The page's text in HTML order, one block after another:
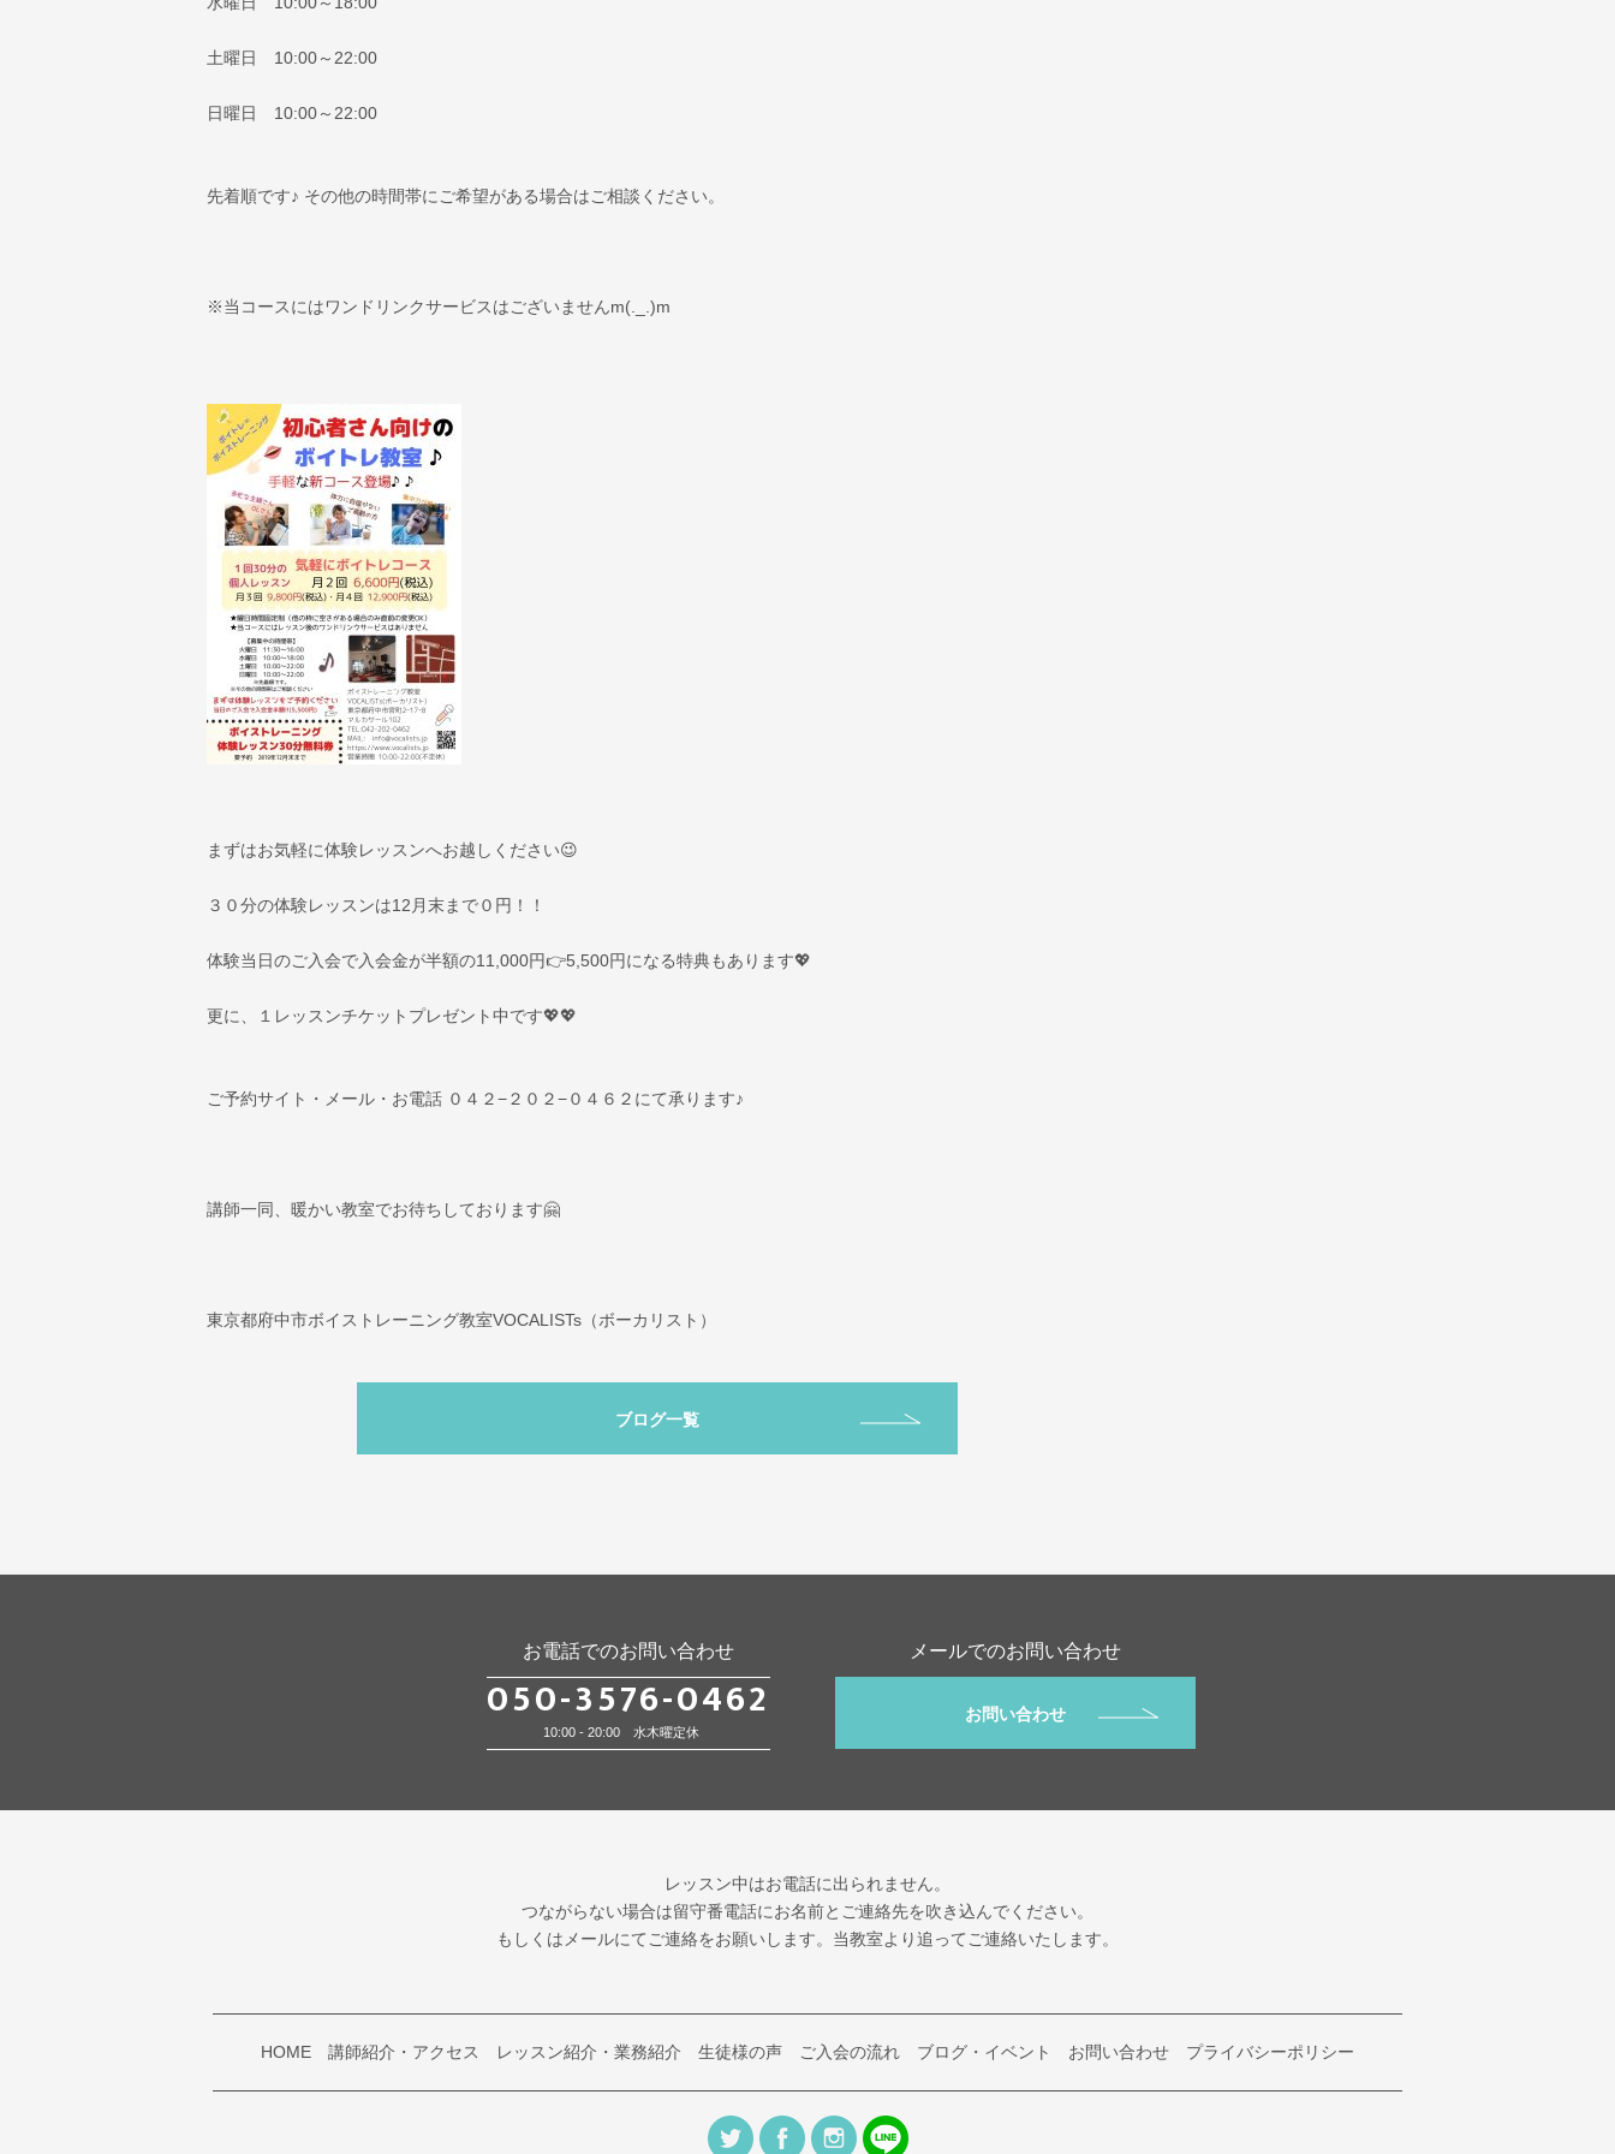
土曜日 10:00～22:00
日曜日 10:00～22:00
先着順です♪ その他の時間帯にご希望がある場合はご相談ください。
※当コースにはワンドリンクサービスはございませんm(._.)m
まずはお気軽に体験レッスンへお越しください😉
３０分の体験レッスンは12月末まで０円！！
体験当日のご入会で入会金が半額の11,000円👉5,500円になる特典もあります💖
更に、１レッスンチケットプレゼント中です💖💖
ご予約サイト ・ メール ・お電話 ０４２−２０２−０４６２にて承ります♪
講師一同、暖かい教室でお待ちしております🤗
東京都府中市ボイストレーニング教室VOCALISTs（ボーカリスト）
ブログ一覧
お電話でのお問い合わせ
050-3576-0462
10:00 - 20:00 水木曜定休
メールでのお問い合わせ
お問い合わせ
レッスン中はお電話に出られません。
つながらない場合は留守番電話にお名前とご連絡先を吹き込んでください。
もしくはメールにてご連絡をお願いします。 当教室より追ってご連絡いたします。
HOME 講師紹介・アクセス レッスン紹介・業務紹介 生徒様の声 ご入会の流れ ブログ・イベント お問い合わせ プライバシーポリシー